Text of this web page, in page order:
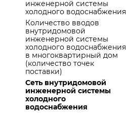
инженерной системы
холодного водоснабжения
Количество вводов
внутридомовой
инженерной системы
холодного водоснабжения
в многоквартирный дом
(количество точек
поставки)
Сеть внутридомовой
инженерной системы
холодного
водоснабжения